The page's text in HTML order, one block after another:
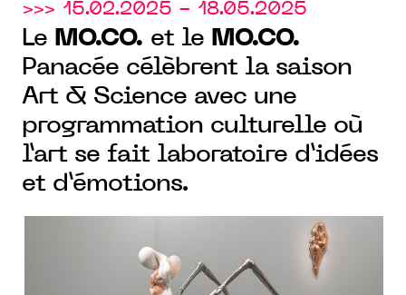
>>> 15.02.2025 - 18.05.2025
Le MO.CO. et le MO.CO.
Panacée célèbrent la saison
Art & Science avec une
programmation culturelle où
l’art se fait laboratoire d’idées
et d’émotions.